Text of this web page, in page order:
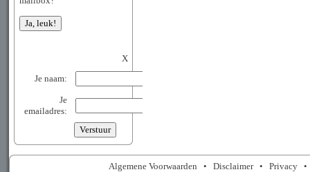
X
Je naam:
Je
emailadres:
Algemene Voorwaarden • Disclaimer• Privacy